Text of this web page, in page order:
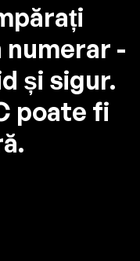
-
și sigur.
poate fi